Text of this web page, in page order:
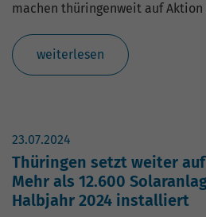
machen thüringenweit auf Aktion
weiterlesen
23.07.2024
Thüringen setzt weiter
Mehr als 12.600
Halbjahr 2024 installiert